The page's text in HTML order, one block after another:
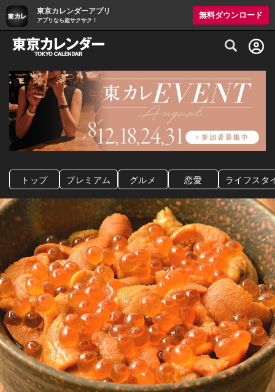
東京カレンダーアプリ
アプリなら超サクサク！
無料ダウンロード
グルメ情報・プレミアムレストラン予約
トップ プレミアム グルメ 恋愛 ライフスタ